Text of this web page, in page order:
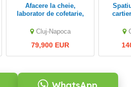
Afacere la cheie,
laborator de cofetarie,
Cluj-Napoca
79,900 EUR
Spatiu comercial in